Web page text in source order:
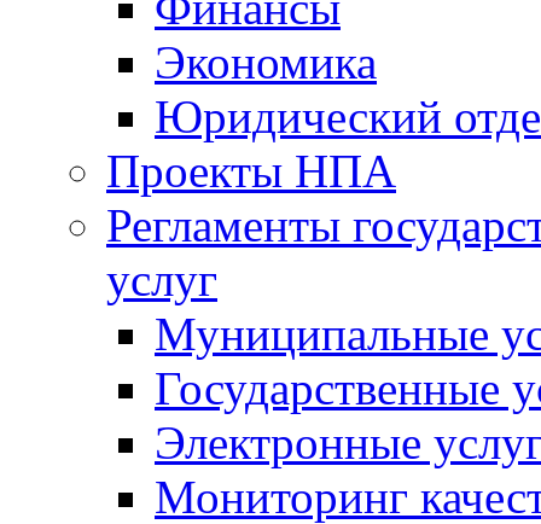
Экономика
Юридический
Проекты НПА
Регламенты
услуг
Муниципальные
Государственные
Электронные
Мониторинг